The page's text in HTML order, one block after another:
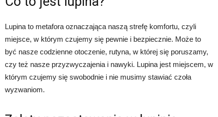
Lupina to metafora oznaczająca naszą strefę komfortu, czyli
miejsce, w którym czujemy się pewnie i bezpiecznie. Może to
być nasze codzienne otoczenie, rutyna, w której się poruszamy,
czy też nasze przyzwyczajenia i nawyki. Lupina jest miejscem, w
którym czujemy się swobodnie i nie musimy stawiać czoła
wyzwaniom.